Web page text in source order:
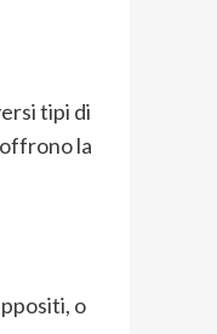
tipi di
la
o